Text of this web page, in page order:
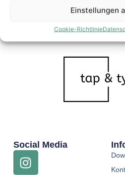
Einstellungen
Cookie-Richtlinie
Social Media